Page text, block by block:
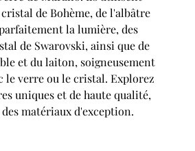
de Bohème, de l'albâtre
la lumière, des
de Swarovski, ainsi que de
et du laiton, soigneusement
le verre ou le cristal. Explorez
uniques et de haute qualité,
des matériaux d'exception.